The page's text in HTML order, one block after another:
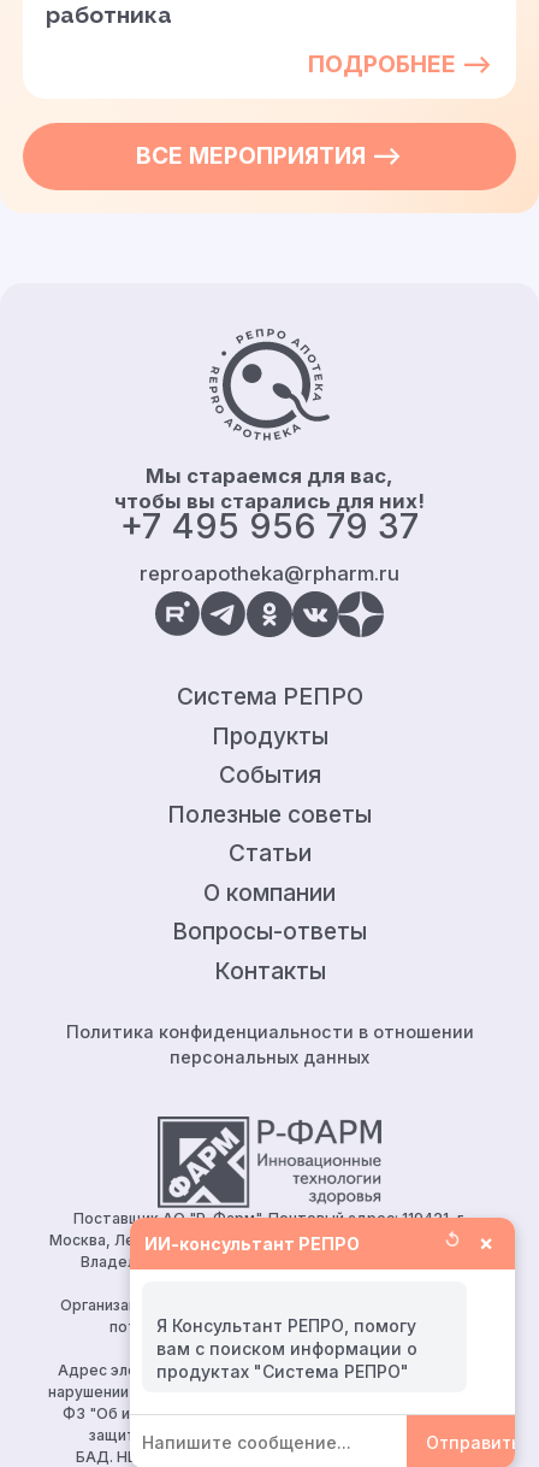
ВСЕ МЕРОПРИЯТИЯ —>
работника
ПОДРОБНЕЕ —>
Контакты и информация
+7 495 956 79 37
reproapotheka@rpharm.ru
Мы стараемся для вас,
чтобы вы старались для них!
Система РЕПРО
Продукты
События
Полезные советы
Статьи
О компании
Вопросы-ответы
Контакты
Политика конфиденциальности в отношении
персональных данных
Поставщик АО "Р-Фарм". Почтовый адрес: 119421, г.
Москва, Ленинский проспект, д.111, корп.1, этаж 5, ком.128.
Владелец сайта: АО «Р-Фарм» 123154, Москва, ул.
Организация, уполномоченная принимать претензии от
потребителей: ООО «Р-Фарм Косметикс»
Тел:+7 (495) 165 10 75
Адрес электронной почты для направления заявления о
нарушении авторских и (или) смежных прав (ч. 2 ст. 10, 149-
ФЗ "Об информации, информационных технологиях и о
защите информации") reproapotheka@rpharm.ru
БАД. НЕ ЯВЛЯЕТСЯ ЛЕКАРСТВЕННЫМ СРЕДСТВОМ.
ИИ-консультант РЕПРО ↺ ×
Я Консультант РЕПРО, помогу
вам с поиском информации о
Отправить